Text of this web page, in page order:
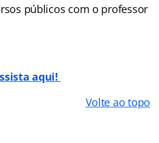
públicos com o professor
aqui!
Volte ao topo